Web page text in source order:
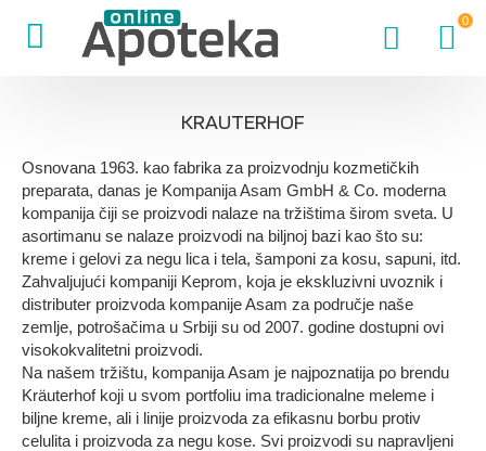
0
KRAUTERHOF
Osnovana 1963. kao fabrika za proizvodnju kozmetičkih
preparata, danas je Kompanija Asam GmbH & Co. moderna
kompanija čiji se proizvodi nalaze na tržištima širom sveta. U
asortimanu se nalaze proizvodi na biljnoj bazi kao što su:
kreme i gelovi za negu lica i tela, šamponi za kosu, sapuni, itd.
Zahvaljujući kompaniji Keprom, koja je ekskluzivni uvoznik i
distributer proizvoda kompanije Asam za područje naše
zemlje, potrošačima u Srbiji su od 2007. godine dostupni ovi
visokokvalitetni proizvodi.
Na našem tržištu, kompanija Asam je najpoznatija po brendu
Kräuterhof koji u svom portfoliu ima tradicionalne meleme i
biljne kreme, ali i linije proizvoda za efikasnu borbu protiv
celulita i proizvoda za negu kose. Svi proizvodi su napravljeni